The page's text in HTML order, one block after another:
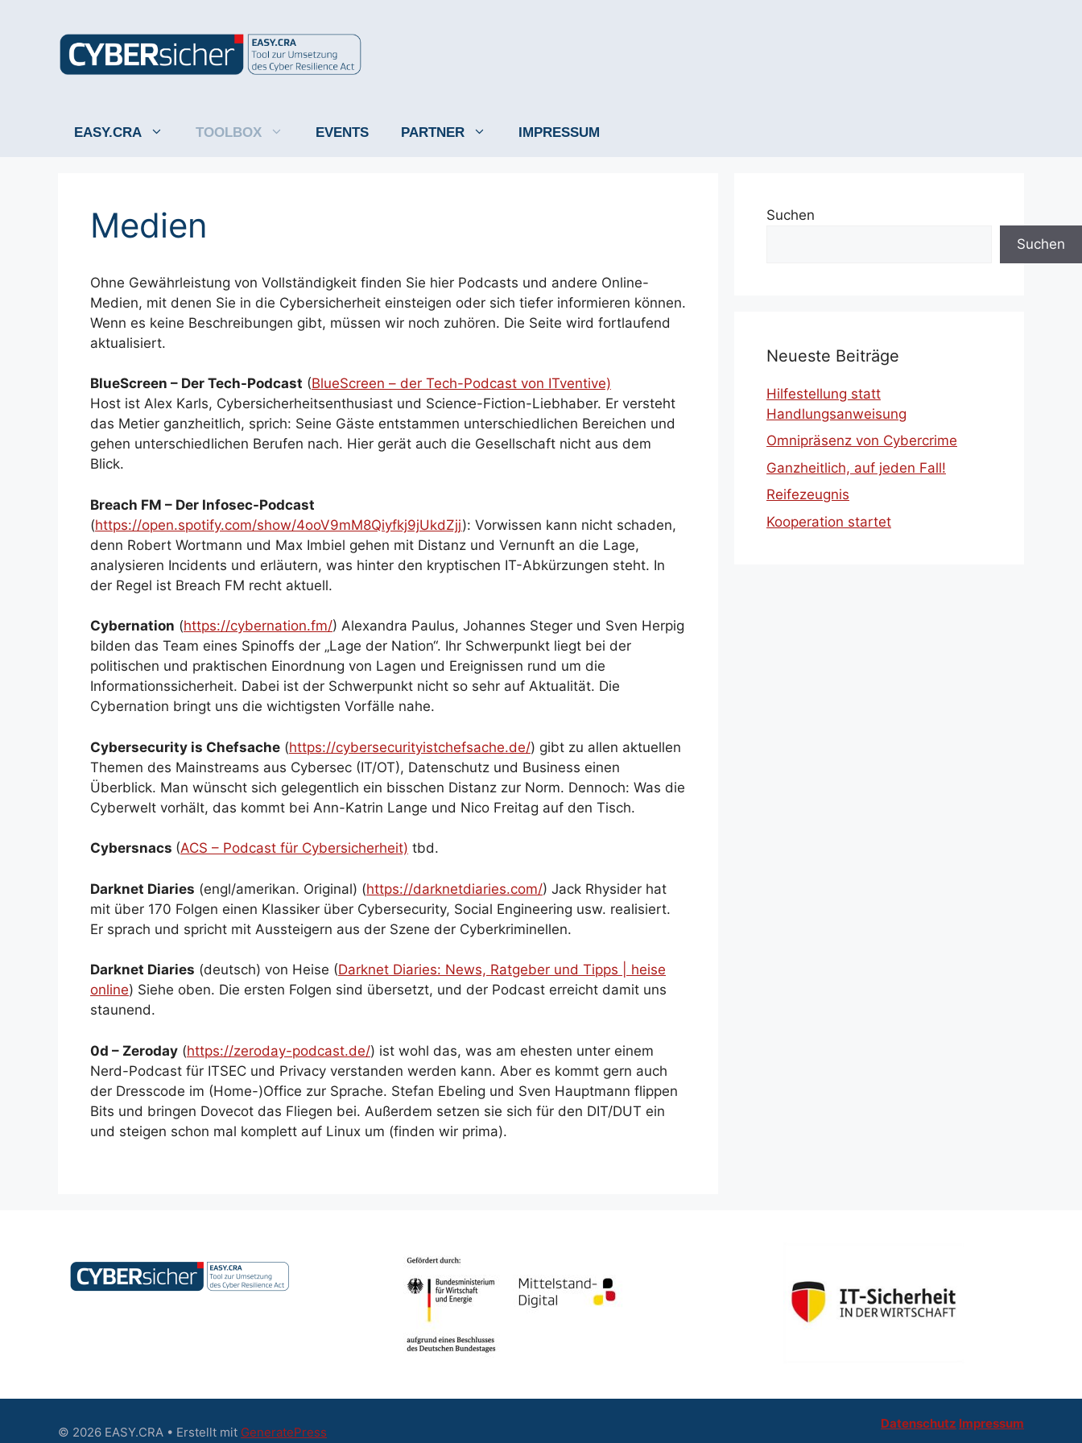
EASY.CRA TOOLBOX EVENTS PARTNER IMPRESSUM
Medien
Ohne Gewährleistung von Vollständigkeit finden Sie hier Podcasts und andere Online-
Medien, mit denen Sie in die Cybersicherheit einsteigen oder sich tiefer informieren können.
Wenn es keine Beschreibungen gibt, müssen wir noch zuhören. Die Seite wird fortlaufend
aktualisiert.
BlueScreen – Der Tech-Podcast (BlueScreen – der Tech-Podcast von ITventive)
Host ist Alex Karls, Cybersicherheitsenthusiast und Science-Fiction-Liebhaber. Er versteht
das Metier ganzheitlich, sprich: Seine Gäste entstammen unterschiedlichen Bereichen und
gehen unterschiedlichen Berufen nach. Hier gerät auch die Gesellschaft nicht aus dem
Blick.
Breach FM – Der Infosec-Podcast
(https://open.spotify.com/show/4ooV9mM8Qiyfkj9jUkdZjj): Vorwissen kann nicht schaden,
denn Robert Wortmann und Max Imbiel gehen mit Distanz und Vernunft an die Lage,
analysieren Incidents und erläutern, was hinter den kryptischen IT-Abkürzungen steht. In
der Regel ist Breach FM recht aktuell.
Cybernation (https://cybernation.fm/) Alexandra Paulus, Johannes Steger und Sven Herpig
bilden das Team eines Spinoffs der „Lage der Nation“. Ihr Schwerpunkt liegt bei der
politischen und praktischen Einordnung von Lagen und Ereignissen rund um die
Informationssicherheit. Dabei ist der Schwerpunkt nicht so sehr auf Aktualität. Die
Cybernation bringt uns die wichtigsten Vorfälle nahe.
Cybersecurity is Chefsache (https://cybersecurityistchefsache.de/) gibt zu allen aktuellen
Themen des Mainstreams aus Cybersec (IT/OT), Datenschutz und Business einen
Überblick. Man wünscht sich gelegentlich ein bisschen Distanz zur Norm. Dennoch: Was die
Cyberwelt vorhält, das kommt bei Ann-Katrin Lange und Nico Freitag auf den Tisch.
Cybersnacs (ACS – Podcast für Cybersicherheit) tbd.
Darknet Diaries (engl/amerikan. Original) (https://darknetdiaries.com/) Jack Rhysider hat
mit über 170 Folgen einen Klassiker über Cybersecurity, Social Engineering usw. realisiert.
Er sprach und spricht mit Aussteigern aus der Szene der Cyberkriminellen.
Darknet Diaries (deutsch) von Heise (Darknet Diaries: News, Ratgeber und Tipps | heise
online) Siehe oben. Die ersten Folgen sind übersetzt, und der Podcast erreicht damit uns
staunend.
0d – Zeroday (https://zeroday-podcast.de/) ist wohl das, was am ehesten unter einem
Nerd-Podcast für ITSEC und Privacy verstanden werden kann. Aber es kommt gern auch
der Dresscode im (Home-)Office zur Sprache. Stefan Ebeling und Sven Hauptmann flippen
Bits und bringen Dovecot das Fliegen bei. Außerdem setzen sie sich für den DIT/DUT ein
und steigen schon mal komplett auf Linux um (finden wir prima).
Suchen
Suchen
Neueste Beiträge
Hilfestellung statt
Handlungsanweisung
Omnipräsenz von Cybercrime
Ganzheitlich, auf jeden Fall!
Reifezeugnis
Kooperation startet
Datenschutz Impressum
© 2026 EASY.CRA • Erstellt mit GeneratePress